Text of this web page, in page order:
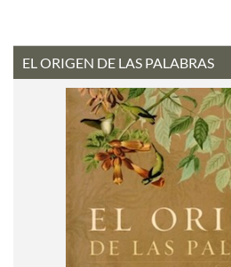
EL ORIGEN DE LAS PALABRAS